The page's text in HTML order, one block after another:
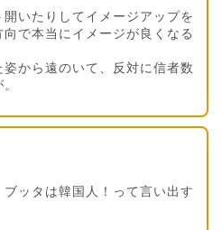
いたりしてイメージアップを
で本当にイメージが良くなる
から遠のいて、反対に信者数
ッタは韓国人！って言い出す